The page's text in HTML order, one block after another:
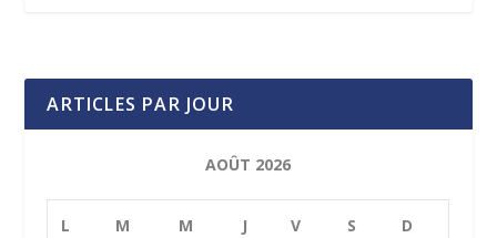
ARTICLES PAR JOUR
AOÛT 2026
L M M J V S D